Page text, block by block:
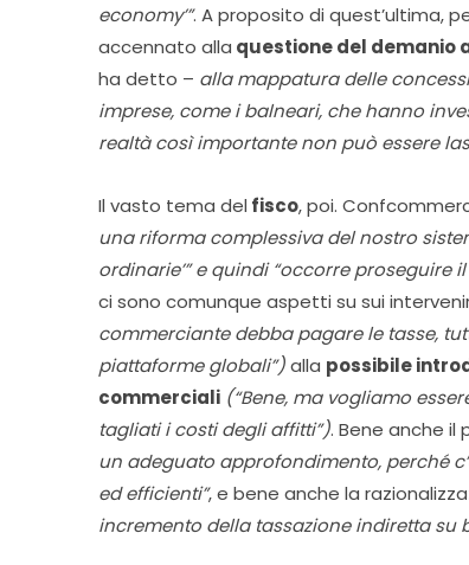
economy’”. A proposito di quest’ultima,
accennato alla questione del demanio
ha detto – alla mappatura delle
imprese, come i balneari, che hanno
realtà così importante non può essere
Il vasto tema del fisco, poi.
una riforma complessiva del nostro
ordinarie’” e quindi “occorre
ci sono comunque aspetti su sui
commerciante debba pagare le tasse,
piattaforme globali”)alla possibile
commerciali (“Bene, ma vogliamo
tagliati i costi degli affitti”). Bene anche il
un adeguato approfondimento, perché
ed efficienti”, e bene anche la
incremento della tassazione indiretta su